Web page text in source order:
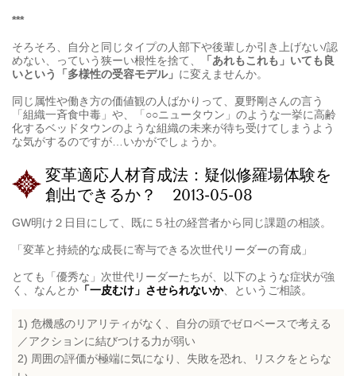
***
そろそろ、自分と同じタイプの人部下や後輩しか引き上げない/認
めない、っていう狭ーい根性を捨て、
「あれもこれも」いても良
いという「多様性の受容モデル」 に変えませんか。
同じ属性や働き方の価値観の人ばかりって、夏野剛さんの言う
「組織一斉食中毒」や、「○○ニュータウン」のような一挙に高齢
化するベッドタウンのような組織の未来が待ち受けてしまうよう
な気がするのですが…いかがでしょうか。
変革適応人材育成法：疑似修羅場体験を
創出できるか？ 2013-05-08
GW明け２日目にして、既に５社の経営者から同じ課題の相談。
「変革と持続的な成長に寄与できる次世代リーダーの育成」
とても「優秀な」次世代リーダーたちが、以下のような症状が強
く、なんとか 「一皮むけ」させられないか、というご相談。
1) 危機感のリアリティがなく、自分の頭でゼロベースで考える
／アクションに結びつける力が弱い
2) 周囲の評価が極端に気になり、失敗を恐れ、リスクをとらな